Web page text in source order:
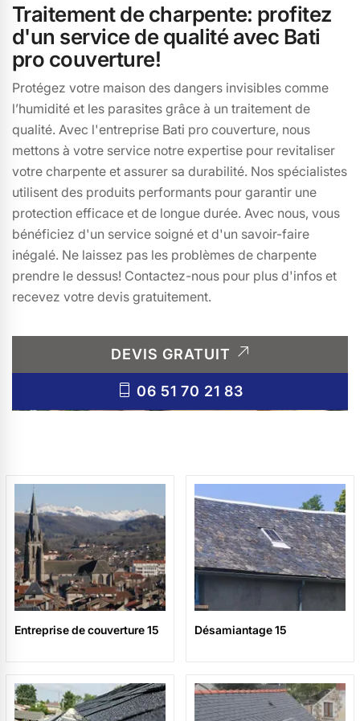
Traitement de charpente: profitez
d'un service de qualité avec Bati
pro couverture!
Protégez votre maison des dangers invisibles comme
l’humidité et les parasites grâce à un traitement de
qualité. Avec l'entreprise Bati pro couverture, nous
mettons à votre service notre expertise pour revitaliser
votre charpente et assurer sa durabilité. Nos spécialistes
utilisent des produits performants pour garantir une
protection efficace et de longue durée. Avec nous, vous
bénéficiez d'un service soigné et d'un savoir-faire
inégalé. Ne laissez pas les problèmes de charpente
prendre le dessus! Contactez-nous pour plus d'infos et
recevez votre devis gratuitement.
DEVIS GRATUIT
06 51 70 21 83
Entreprise de couverture 15 Désamiantage 15